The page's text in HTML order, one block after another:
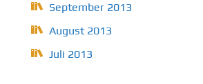
September 2013
August 2013
Juli 2013